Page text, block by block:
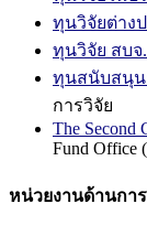
ทุนวิจัยต่าง
ทุนวิจัย สบจ.
ทุนสนับสนุน
การวิจัย
The Second
Fund Office
หน่วยงานด้านกา